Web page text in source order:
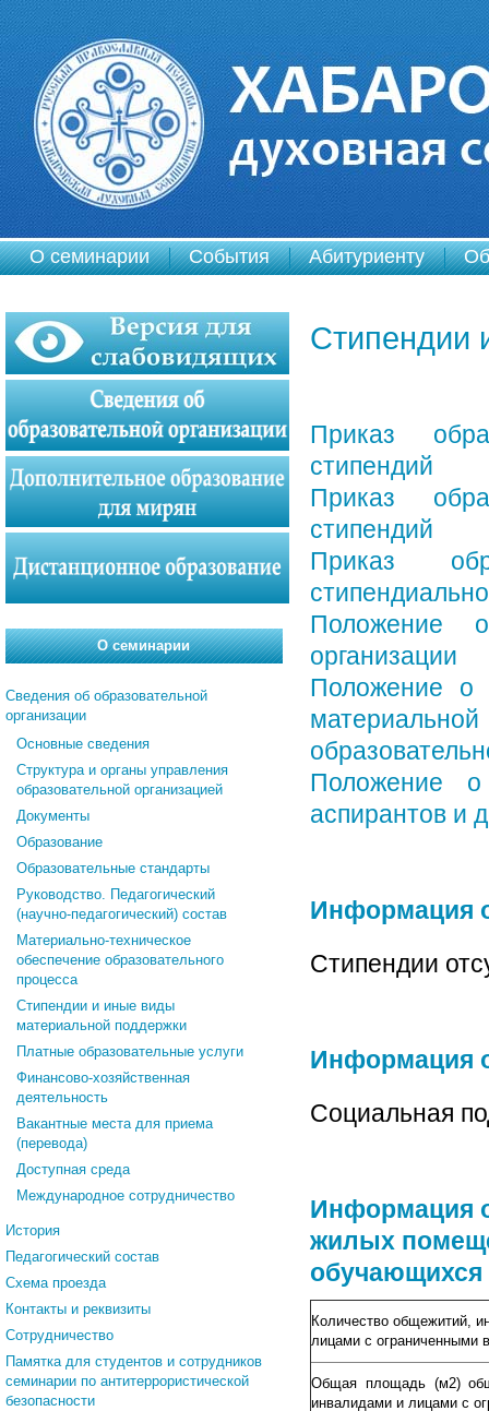
О семинарии События Абитуриенту
Стипендии
Приказ
стипендий
Приказ
стипендий
Приказ
Положение о
организации
Положение о
Положение о
аспирантов и
Информация
Стипендии
Информация
Социальная
Информация
жилых
обучающихся
Количество общежитий,
лицами с ограниченными
Общая площадь (м2)
инвалидами и лицами с
О семинарии
Сведения об образовательной
организации
Основные сведения
Структура и органы управления
образовательной организацией
Документы
Образование
Образовательные стандарты
Руководство. Педагогический
(научно-педагогический) состав
Материально-техническое
обеспечение образовательного
процесса
Стипендии и иные виды
материальной поддержки
Платные образовательные услуги
Финансово-хозяйственная
деятельность
Вакантные места для приема
(перевода)
Доступная среда
Международное сотрудничество
История
Педагогический состав
Схема проезда
Контакты и реквизиты
Сотрудничество
Памятка для студентов и сотрудников
семинарии по антитеррористической
безопасности